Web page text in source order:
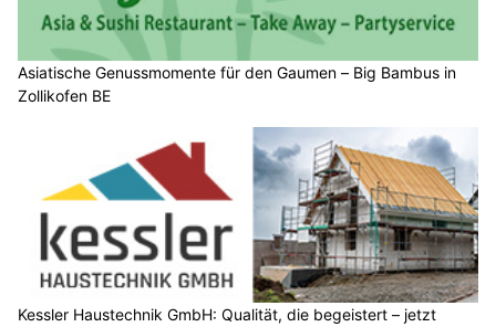
Asiatische Genussmomente für den Gaumen – Big Bambus in
Zollikofen BE
Kessler Haustechnik GmbH: Qualität, die begeistert – jetzt